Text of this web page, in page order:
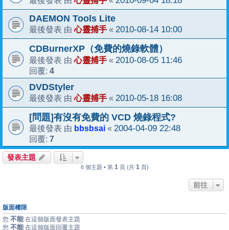
DAEMON Tools Lite
最後發表 由心靈捕手 « 2010-08-14 10:00
CDBurnerXP（免費的燒錄軟體）
最後發表 由心靈捕手 « 2010-08-05 11:46
回覆: 4
DVDStyler
最後發表 由心靈捕手 « 2010-05-18 16:08
[問題]有沒有免費的 VCD 燒錄程式?
最後發表 由 bbsbsai « 2004-04-09 22:48
回覆: 7
發表主題
6 個主題 • 第 1 頁 (共 1 頁)
前往
版面權限
您 不能 在這個版面發表主題
您 不能 在這個版面回覆主題